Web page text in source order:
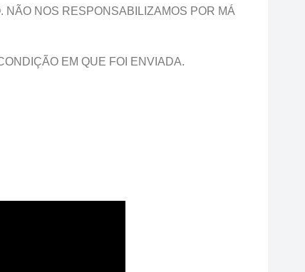
NÃO NOS RESPONSABILIZAMOS POR MÁ
EM QUE FOI ENVIADA.